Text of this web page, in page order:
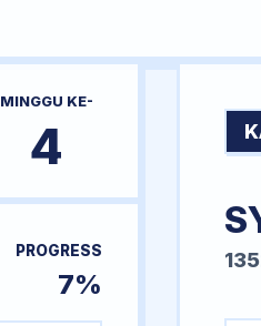
MINGGU KE-
4
PROGRESS
7%